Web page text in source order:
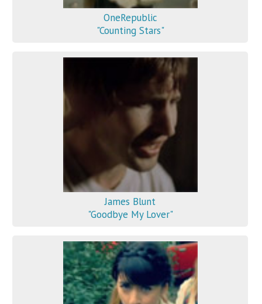
OneRepublic
"Counting Stars"
James Blunt
"Goodbye My Lover"